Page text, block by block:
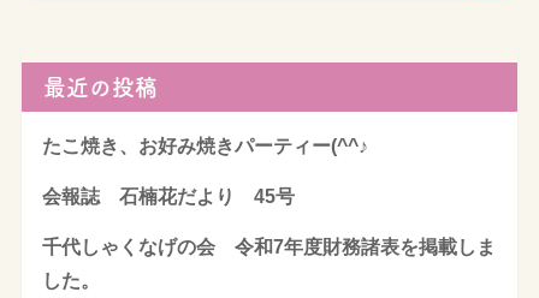
最近の投稿
たこ焼き、お好み焼きパーティー(^^♪
会報誌 石楠花だより 45号
千代しゃくなげの会 令和7年度財務諸表を掲載しま
した。